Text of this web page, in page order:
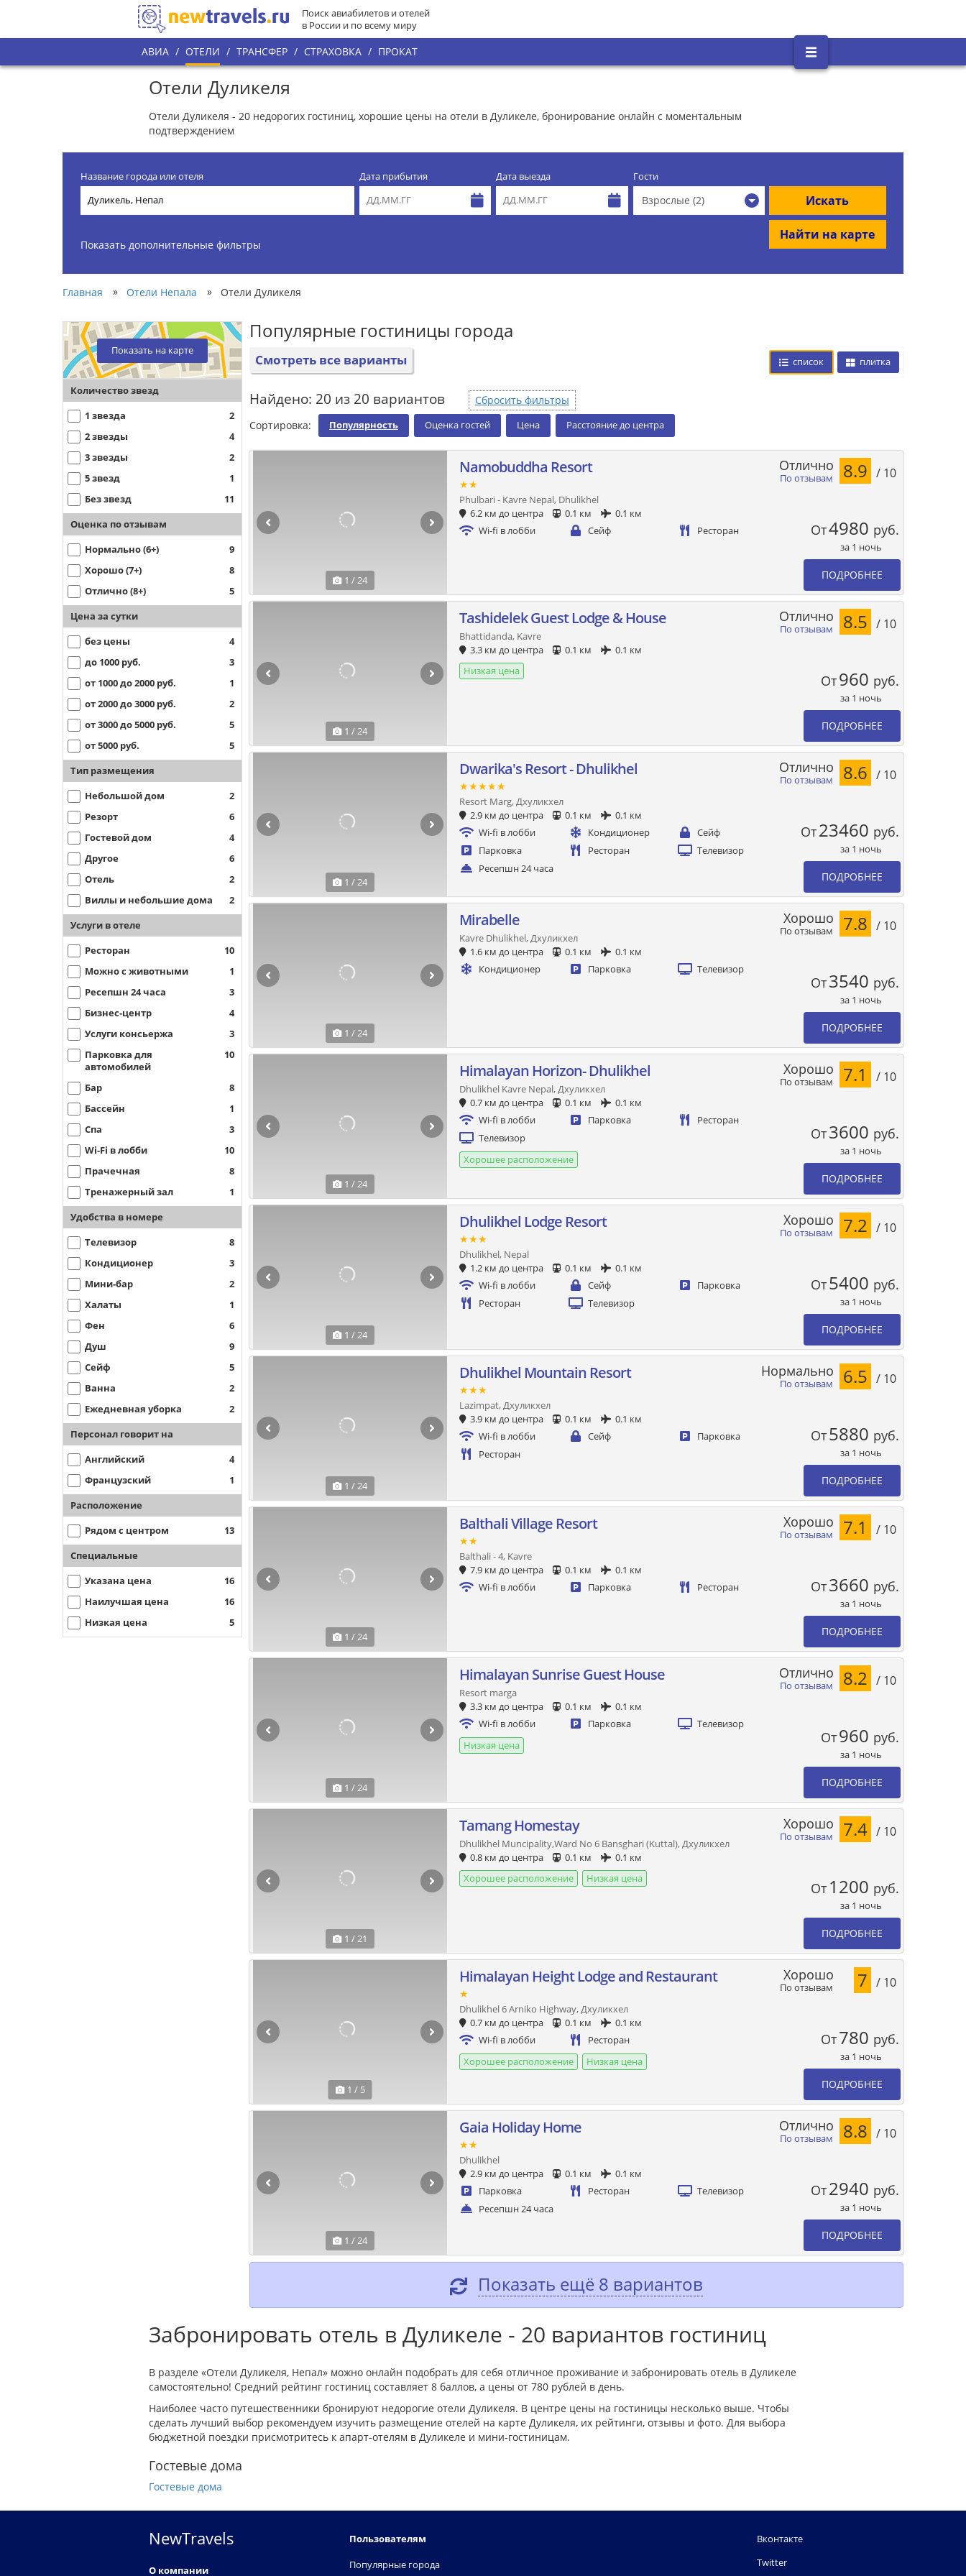
Поиск авиабилетов и отелей
в России и по всему миру
АВИА / ОТЕЛИ / ТРАНСФЕР / СТРАХОВКА / ПРОКАТ
Отели Дуликеля
Отели Дуликеля - 20 недорогих гостиниц, хорошие цены на отели в Дуликеле, бронирование онлайн с моментальным
подтверждением
Название города или отеля Дата прибытия Дата выезда Гости
Взрослые (2) Искать
Найти на карте
Показать дополнительные фильтры
Главная » Отели Непала » Отели Дуликеля
Показать на карте
Количество звезд
1 звезда
2
2 звезды
4
3 звезды
2
5 звезд
1
Без звезд
11
Оценка по отзывам
Нормально (6+)
9
Хорошо (7+)
8
Отлично (8+)
5
Цена за сутки
без цены
4
до 1000 руб.
3
от 1000 до 2000 руб.
1
от 2000 до 3000 руб.
2
от 3000 до 5000 руб.
5
от 5000 руб.
5
Тип размещения
Небольшой дом
2
Резорт
6
Гостевой дом
4
Другое
6
Отель
2
Виллы и небольшие дома
2
Услуги в отеле
Ресторан
10
Можно с животными
1
Ресепшн 24 часа
3
Бизнес-центр
4
Услуги консьержа
3
Парковка для
автомобилей
10
Бар
8
Бассейн
1
Спа
3
Wi-Fi в лобби
10
Прачечная
8
Тренажерный зал
1
Удобства в номере
Телевизор
8
Кондиционер
3
Мини-бар
2
Халаты
1
Фен
6
Душ
9
Сейф
5
Ванна
2
Ежедневная уборка
2
Персонал говорит на
Английский
4
Французский
1
Расположение
Рядом с центром 13
Специальные
Указана цена
16
Наилучшая цена
16
Низкая цена
5
Популярные гостиницы города
Смотреть все варианты список плитка
Найдено: 20 из 20 вариантов
Сбросить фильтры
Сортировка:
Популярность Оценка гостей Цена Расстояние до центра
1 / 24
Namobuddha Resort
★★
Phulbari - Kavre Nepal, Dhulikhel
6.2 км до центра
0.1 км
0.1 км
Wi-fi в лобби
Сейф Ресторан
По отзывам
Отлично 8.9 / 10
От4980 руб.
за 1 ночь
ПОДРОБНЕЕ
1 / 24
Tashidelek Guest Lodge & House
Bhattidanda, Kavre
3.3 км до центра
0.1 км
0.1 км
Низкая цена
По отзывам
Отлично 8.5 / 10
От960 руб.
за 1 ночь
ПОДРОБНЕЕ
1 / 24
Dwarika's Resort - Dhulikhel
★★★★★
Resort Marg, Дхуликхел
2.9 км до центра
0.1 км
0.1 км
Wi-fi в лобби
Кондиционер
Сейф
Парковка
Ресторан
Телевизор
Ресепшн 24 часа
По отзывам
Отлично 8.6 / 10
От23460 руб.
за 1 ночь
ПОДРОБНЕЕ
1 / 24
Mirabelle
Kavre Dhulikhel, Дхуликхел
1.6 км до центра
0.1 км
0.1 км
Кондиционер
Парковка Телевизор
По отзывам
Хорошо 7.8 / 10
От3540 руб.
за 1 ночь
ПОДРОБНЕЕ
1 / 24
Himalayan Horizon- Dhulikhel
Dhulikhel Kavre Nepal, Дхуликхел
0.7 км до центра
0.1 км
0.1 км
Wi-fi в лобби
Парковка
Ресторан
Телевизор
Хорошее расположение
По отзывам
Хорошо 7.1 / 10
От3600 руб.
за 1 ночь
ПОДРОБНЕЕ
1 / 24
Dhulikhel Lodge Resort
★★★
Dhulikhel, Nepal
1.2 км до центра
0.1 км
0.1 км
Wi-fi в лобби
Сейф
Парковка
Ресторан
Телевизор
По отзывам
Хорошо 7.2 / 10
От5400 руб.
за 1 ночь
ПОДРОБНЕЕ
1 / 24
Dhulikhel Mountain Resort
★★★
Lazimpat, Дхуликхел
3.9 км до центра
0.1 км
0.1 км
Wi-fi в лобби
Сейф
Парковка
Ресторан
По отзывам
Нормально 6.5 / 10
От5880 руб.
за 1 ночь
ПОДРОБНЕЕ
1 / 24
Balthali Village Resort
★★
Balthali - 4, Kavre
7.9 км до центра
0.1 км
0.1 км
Wi-fi в лобби
Парковка Ресторан
По отзывам
Хорошо 7.1 / 10
От3660 руб.
за 1 ночь
ПОДРОБНЕЕ
1 / 24
Himalayan Sunrise Guest House
Resort marga
3.3 км до центра
0.1 км
0.1 км
Wi-fi в лобби
Парковка
Телевизор
Низкая цена
По отзывам
Отлично 8.2 / 10
От960 руб.
за 1 ночь
ПОДРОБНЕЕ
1 / 21
Tamang Homestay
Dhulikhel Muncipality,Ward No 6 Bansghari (Kuttal), Дхуликхел
0.8 км до центра
0.1 км
0.1 км
Хорошее расположение
Низкая цена
По отзывам
Хорошо 7.4 / 10
От 1200 руб.
за 1 ночь
ПОДРОБНЕЕ
1 / 5
Himalayan Height Lodge and Restaurant
★
Dhulikhel 6 Arniko Highway, Дхуликхел
0.7 км до центра
0.1 км
0.1 км
Wi-fi в лобби
Ресторан
Хорошее расположение
Низкая цена
По отзывам
Хорошо 7 / 10
От780 руб.
за 1 ночь
ПОДРОБНЕЕ
1 / 24
Gaia Holiday Home
★★
Dhulikhel
2.9 км до центра
0.1 км
0.1 км
Парковка
Ресторан
Телевизор
Ресепшн 24 часа
По отзывам
Отлично 8.8 / 10
От2940 руб.
за 1 ночь
ПОДРОБНЕЕ
Показать ещё 8 вариантов
Забронировать отель в Дуликеле - 20 вариантов гостиниц
В разделе «Отели Дуликеля, Непал» можно онлайн подобрать для себя отличное проживание и забронировать отель в Дуликеле
самостоятельно! Средний рейтинг гостиниц составляет 8 баллов, а цены от 780 рублей в день.
Наиболее часто путешественники бронируют недорогие отели Дуликеля. В центре цены на гостиницы несколько выше. Чтобы
сделать лучший выбор рекомендуем изучить размещение отелей на карте Дуликеля, их рейтинги, отзывы и фото. Для выбора
бюджетной поездки присмотритесь к апарт-отелям в Дуликеле и мини-гостиницам.
Гостевые дома
Гостевые дома
NewTravels
О компании
Пользователям
Популярные города
Вконтакте
Twitter